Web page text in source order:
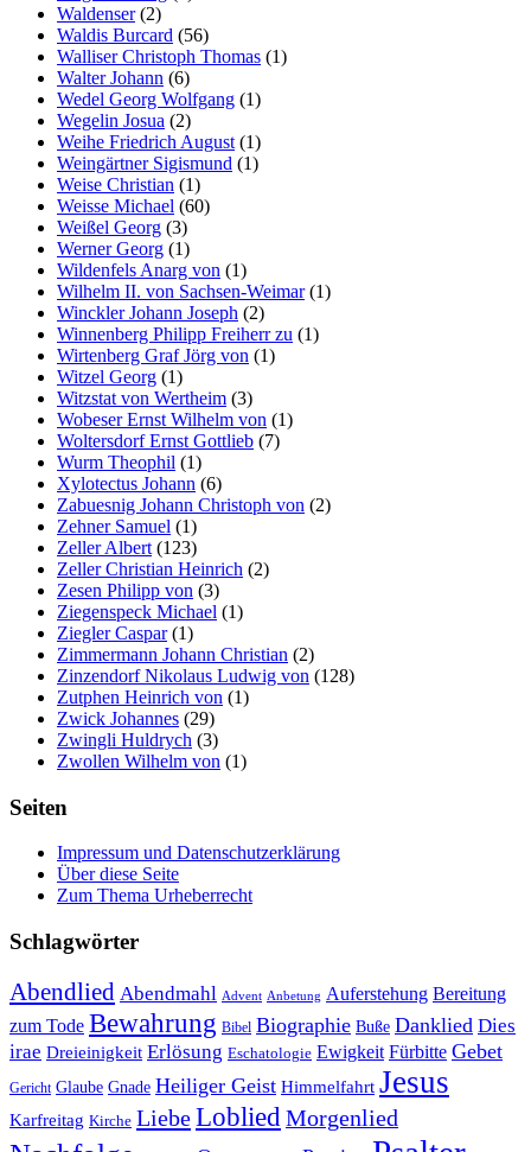
Waldenser(2)
Waldis Burcard (56)
Walliser Christoph Thomas (1)
Walter Johann (6)
Wedel Georg Wolfgang (1)
Wegelin Josua (2)
Weihe Friedrich August (1)
Weingärtner Sigismund (1)
Weise Christian (1)
Weisse Michael (60)
Weißel Georg (3)
Werner Georg (1)
Wildenfels Anarg von (1)
Wilhelm II. von Sachsen-Weimar(1)
Winckler Johann Joseph (2)
Winnenberg Philipp Freiherr zu (1)
Wirtenberg Graf Jörg von (1)
Witzel Georg (1)
Witzstat von Wertheim (3)
Wobeser Ernst Wilhelm von (1)
Woltersdorf Ernst Gottlieb (7)
Wurm Theophil (1)
Xylotectus Johann (6)
Zabuesnig Johann Christoph von (2)
Zehner Samuel (1)
Zeller Albert (123)
Zeller Christian Heinrich (2)
Zesen Philipp von (3)
Ziegenspeck Michael (1)
Ziegler Caspar(1)
Zimmermann Johann Christian (2)
Zinzendorf Nikolaus Ludwig von (128)
Zutphen Heinrich von (1)
Zwick Johannes (29)
Zwingli Huldrych (3)
Zwollen Wilhelm von (1)
Seiten
Impressum und Datenschutzerklärung
Über diese Seite
Zum Thema Urheberrecht
Schlagwörter
Abendlied Abendmahl Advent Anbetung Auferstehung Bereitung
zum Tode Bewahrung Bibel Biographie Buße Danklied Dies
irae Dreieinigkeit Erlösung Eschatologie Ewigkeit Fürbitte Gebet
Gericht Glaube Gnade Heiliger Geist Himmelfahrt Jesus
Karfreitag Kirche LiebeLoblied Morgenlied